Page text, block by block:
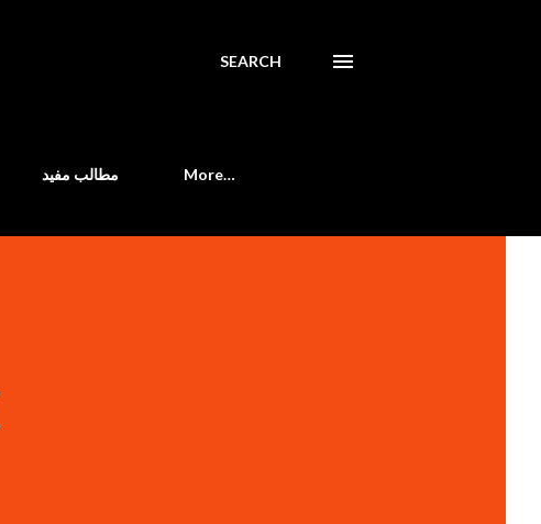
SEARCH
مطالب مفید More…